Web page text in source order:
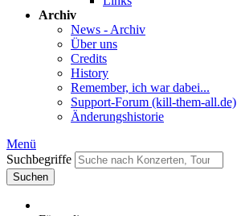
Archiv
News - Archiv
Über uns
Credits
History
Remember, ich war dabei...
Support-Forum (kill-them-all.de)
Änderungshistorie
Menü
Suchbegriffe
Suchen